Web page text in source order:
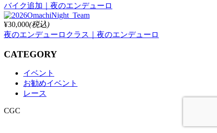
バイク追加｜夜のエンデューロ
¥30,000(税込)
夜のエンデューロクラス｜夜のエンデューロ
CATEGORY
イベント
お勧めイベント
レース
CGC